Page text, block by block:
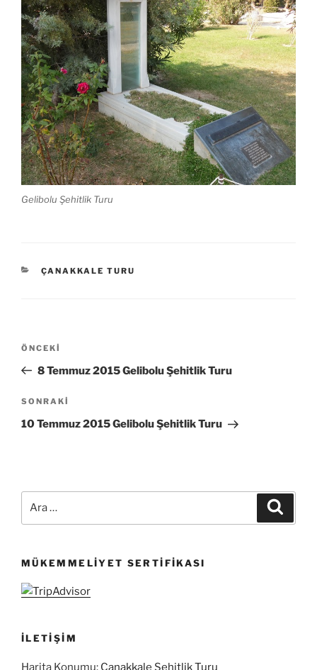
Gelibolu Şehitlik Turu
KATEGORILER
ÇANAKKALE TURU
Yazı
Önceki
Yazı
ÖNCEKI
8 Temmuz 2015 Gelibolu Şehitlik Turu
Sonraki
Yazı
SONRAKI
10 Temmuz 2015 Gelibolu Şehitlik Turu
MÜKEMMELIYET SERTIFIKASI
İLETIŞIM
Harita Konumu: Çanakkale Şehitlik Turu